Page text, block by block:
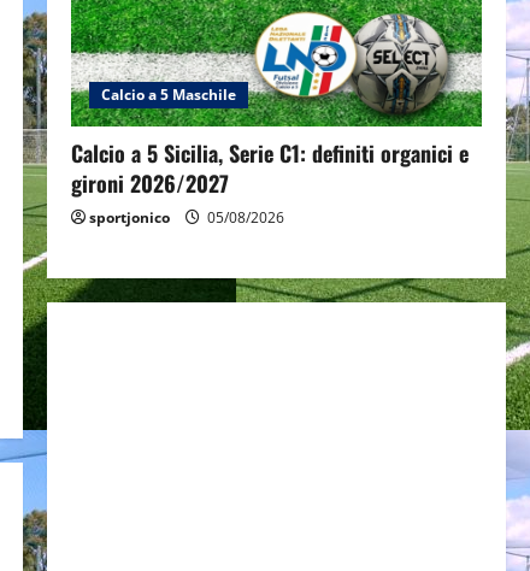
Calcio a 5 Maschile
Calcio a 5 Sicilia, Serie C1: definiti organici e
gironi 2026/2027
sportjonico 05/08/2026